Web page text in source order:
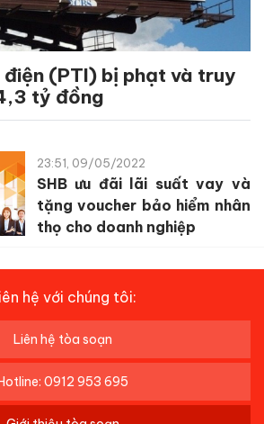
điện (PTI) bị phạt và truy
tỷ đồng
23:51, 09/05/2022
SHB ưu đãi lãi suất vay và
tặng voucher bảo hiểm nhân
thọ cho doanh nghiệp
hệ với chúng tôi:
Liên hệ tòa soạn
0912 953 695